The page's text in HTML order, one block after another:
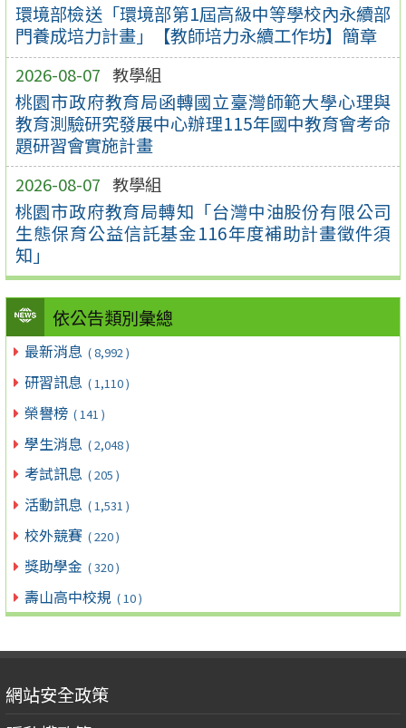
環境部檢送「環境部第1屆高級中等學校內永續部
門養成培力計畫」【教師培力永續工作坊】簡章
2026-08-07 教學組
桃園市政府教育局函轉國立臺灣師範大學心理與
教育測驗研究發展中心辦理115年國中教育會考命
題研習會實施計畫
2026-08-07 教學組
桃園市政府教育局轉知「台灣中油股份有限公司
生態保育公益信託基金116年度補助計畫徵件須
知」
依公告類別彙總
最新消息 ( 8,992 )
研習訊息 ( 1,110 )
榮譽榜 ( 141 )
學生消息 ( 2,048 )
考試訊息 ( 205 )
活動訊息 ( 1,531 )
校外競賽 ( 220 )
獎助學金 ( 320 )
壽山高中校規 ( 10 )
網站安全政策